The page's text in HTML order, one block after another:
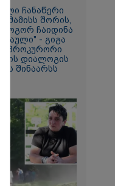
ჩანაწერი
შორის,
როგორ ჩაიდინა
- გიგა
პროკურორი
დიალოგის
შინაარსს